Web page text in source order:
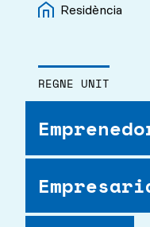
Residència
REGNE UNIT